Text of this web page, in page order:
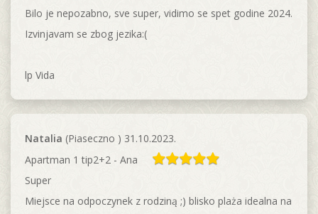
Bilo je nepozabno, sve super, vidimo se spet godine 2024.
Izvinjavam se zbog jezika:(
lp Vida
Natalia (Piaseczno ) 31.10.2023.
Apartman 1 tip2+2 - Ana
Super
Miejsce na odpoczynek z rodziną ;) blisko plaża idealna na